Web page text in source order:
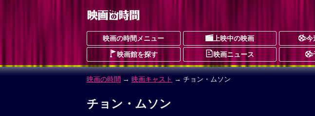
映画の時間メニュー 上映中の映画 今
映画館を探す 映画ニュース
映画の時間 → 映画キャスト → チョン・ムソン
チョン・ムソン